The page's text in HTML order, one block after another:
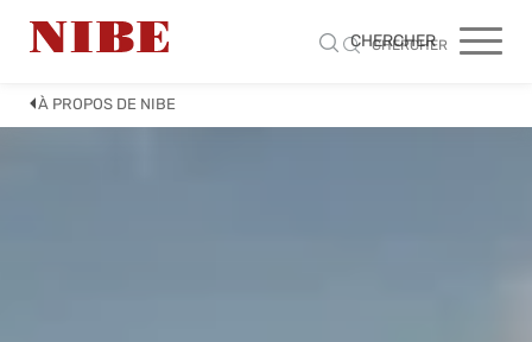
CHERCHER
CHERCHER
À PROPOS DE NIBE